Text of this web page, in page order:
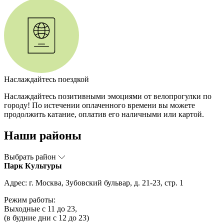
Наслаждайтесь поездкой
Наслаждайтесь позитивными эмоциями от велопрогулки по
городу! По истечении оплаченного времени вы можете
продолжить катание, оплатив его наличными или картой.
Наши районы
Выбрать район
Парк Культуры
Адрес: г. Москва, Зубовский бульвар, д. 21-23, стр. 1
Режим работы:
Выходные с 11 до 23,
(в будние дни с 12 до 23)